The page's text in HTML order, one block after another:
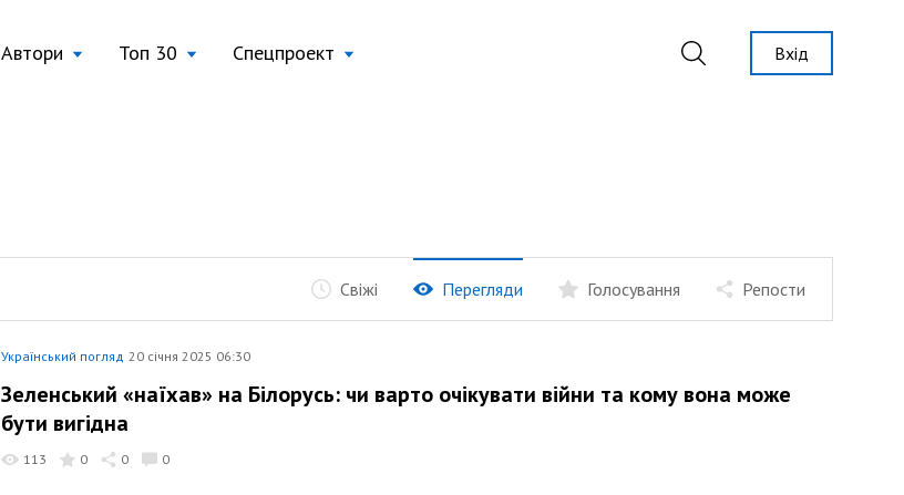
Автори Топ 30 Спецпроект Вхід
Свіжі Перегляди Голосування Репости
Український погляд 20 січня 2025 06:30
Зеленський «наїхав» на Білорусь: чи варто очікувати війни та кому вона може
бути вигідна
113 0 0 0